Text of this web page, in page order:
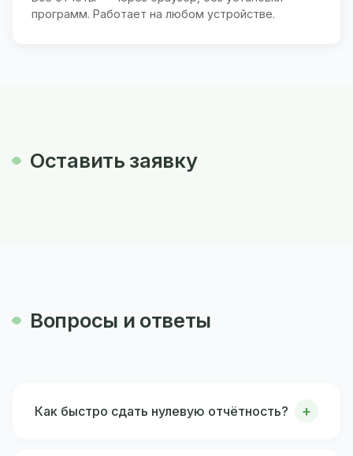
программ. Работает на любом устройстве.
Оставить заявку
Вопросы и ответы
Как быстро сдать нулевую отчётность?